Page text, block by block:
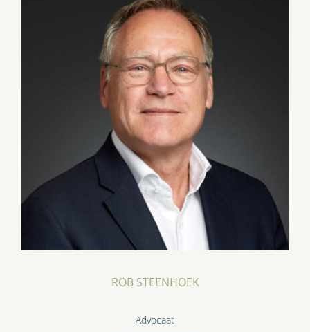
ROB STEENHOEK
Advocaat